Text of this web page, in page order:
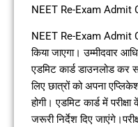
NEET Re-Exam Admit
NEET Re-Exam Admit
किया जाएगा। उम्मीदवार
एडमिट कार्ड डाउनलोड
लिए छात्रों को अपना
होगी। एडमिट कार्ड में
जरूरी निर्देश दिए